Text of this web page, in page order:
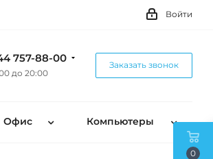
Войти
757-88-00
до 20:00
Заказать звонок
Офис Компьютеры
0